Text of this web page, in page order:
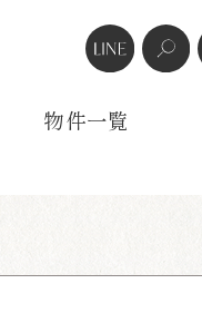
real estate
物件一覧